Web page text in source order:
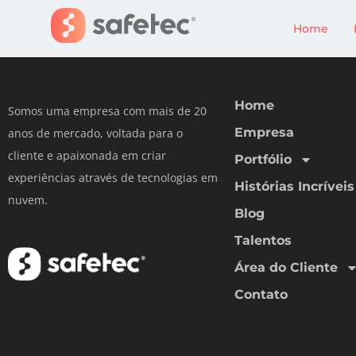
Home
Um Telecom
Somos uma empresa com mais de 20
anos de mercado, voltada para o
cliente e apaixonada em criar
experiências através de tecnologias em
nuvem.
Home
Empresa
Portfólio
Histórias Incríveis
Blog
Talentos
Área do Cliente
Contato